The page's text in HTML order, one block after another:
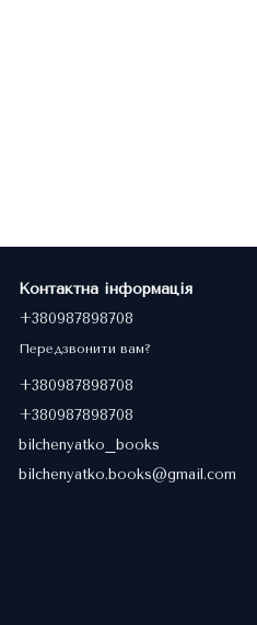
Контактна інформація
+380987898708
Передзвонити вам?
+380987898708
+380987898708
bilchenyatko_books
bilchenyatko.books@gmail.com